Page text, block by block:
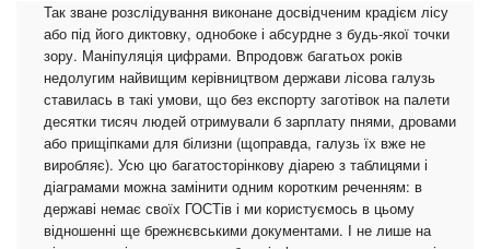
Так зване розслідування виконане досвідченим крадієм лісу
або під його диктовку, однобоке і абсурдне з будь-якої точки
зору. Маніпуляція цифрами. Впродовж багатьох років
недолугим найвищим керівництвом держави лісова галузь
ставилась в такі умови, що без експорту заготівок на палети
десятки тисяч людей отримували б зарплату пнями, дровами
або прищіпками для білизни (щоправда, галузь їх вже не
виробляє). Усю цю багатосторінкову діарею з таблицями і
діаграмами можна замінити одним коротким реченням: в
державі немає своїх ГОСТів і ми користуємось в цьому
відношенні ще брежнєвськими документами. І не лише на